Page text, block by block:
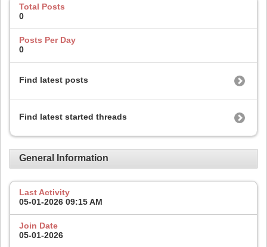
Total Posts
0
Posts Per Day
0
Find latest posts
Find latest started threads
General Information
Last Activity
05-01-2026 09:15 AM
Join Date
05-01-2026